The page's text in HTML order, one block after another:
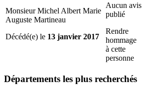
Monsieur Michel Albert Marie
Auguste Martineau
Décédé(e) le 13 janvier 2017
Aucun avis
publié
Rendre
hommage
à cette
personne
Départements les plus recherchés